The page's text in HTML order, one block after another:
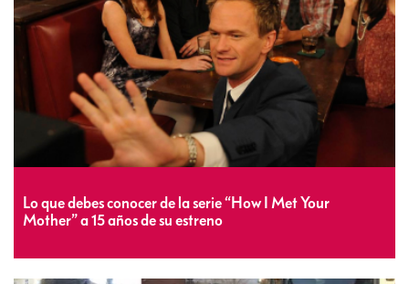
Lo que debes conocer de la serie “How I Met Your
Mother” a 15 años de su estreno